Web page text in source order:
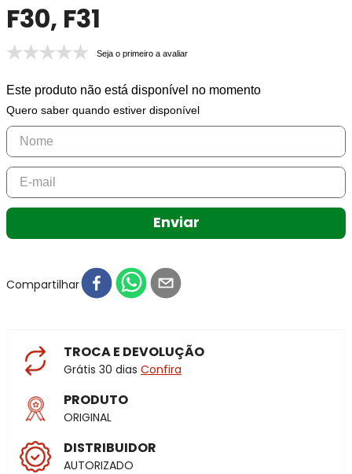
F30, F31
Seja o primeiro a avaliar
Este produto não está disponível no momento
Quero saber quando estiver disponível
Enviar
Compartilhar
TROCA E DEVOLUÇÃO
Grátis 30 dias Confira
PRODUTO
ORIGINAL
DISTRIBUIDOR
AUTORIZADO